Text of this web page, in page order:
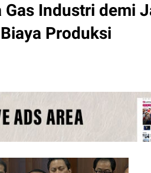
Industri demi
Produksi